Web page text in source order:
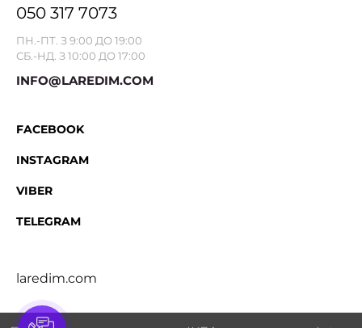
050 317 7073
ПН.-ПТ. З 9:00 ДО 19:00
СБ.-НД. З 10:00 ДО 17:00
INFO@LAREDIM.COM
FACEBOOK
INSTAGRAM
VIBER
TELEGRAM
laredim.com